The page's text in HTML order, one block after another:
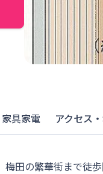
具家電 アクセス
田の繁華街まで徒